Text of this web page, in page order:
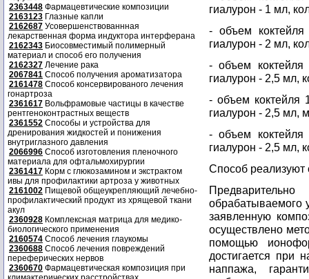
2363448 Фармацевтические композиции
2163123 Глазные капли
2162687 Усовершенствованнная
лекарственная форма индуктора интерферана
2162343 Биосовместимый полимерный
материал и способ его получения
2162327 Лечение рака
2067841 Способ получения ароматизатора
2161478 Способ консервированого лечения
гонартроза
2361617 Вольфрамовые частицы в качестве
рентгеноконтрастных веществ
2361552 Способы и устройства для
дренирования жидкостей и понижения
внутриглазного давления
2066996 Способ изготовления пленочного
материала для офтальмохирургии
2361417 Корм с глюкозамином и экстрактом
ивы для профилактики артроза у животных
2161002 Пищевой общеукрепляющий лечебно-
профилактический продукт из хрящевой ткани
акул
2360928 Комплексная матрица для медико-
биологического применения
2160574 Способ лечения глаукомы
2360688 Способ лечения повреждений
переферических нервов
2360670 Фармацевтическая композиция при
гиалурон - 1 мл,
- объем
гиалурон - 2 мл,
- объем
гиалурон - 2,5 мл,
- объем коктейля
гиалурон - 2,5 мл,
- объем
гиалурон - 2,5 мл,
Способ
обрабатываемого
заявленную
осуществлено
помощью
достигается при
наппажа,